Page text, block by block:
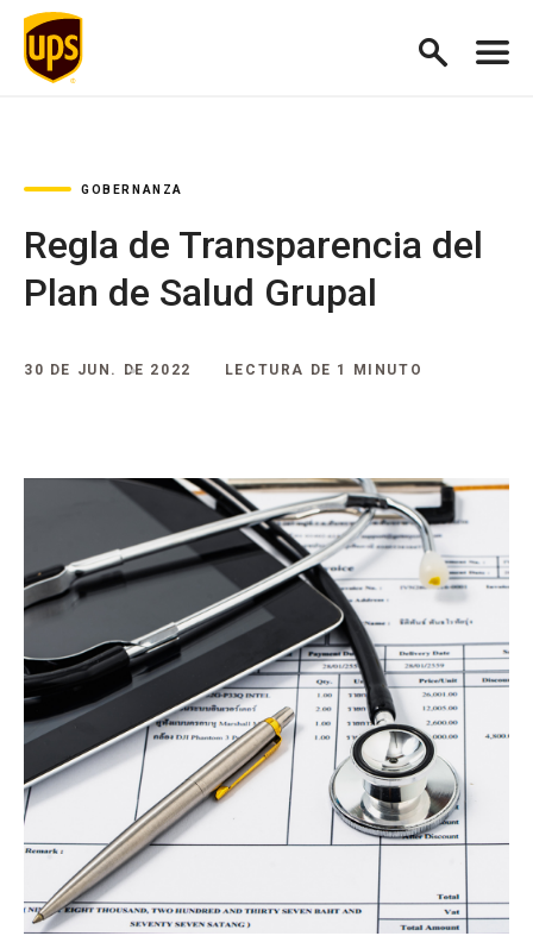
GOBERNANZA
Regla de Transparencia del
Plan de Salud Grupal
30 DE JUN. DE 2022 LECTURA DE 1 MINUTO